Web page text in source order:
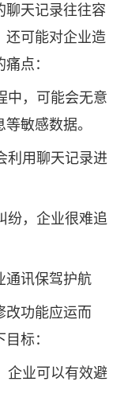
聊天记录往往容
还可能对企业造
点：
中，可能会无意
敏感数据。
利用聊天记录进
纷，企业很难追
通讯保驾护航
改功能应运而
标：
企业可以有效避